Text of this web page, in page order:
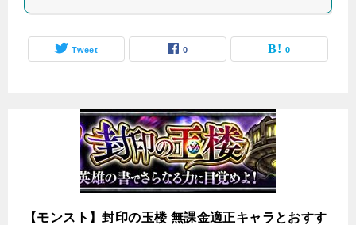
Tweet 0 0
【モンスト】封印の玉楼 無課金適正キャラとおすす